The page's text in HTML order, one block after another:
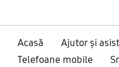
Acasă
Ajutor și
Telefoane mobile